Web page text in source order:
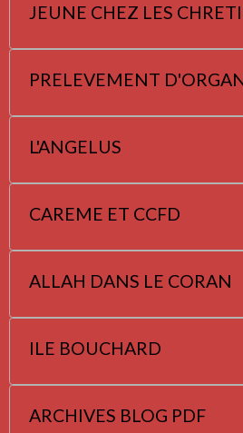
JEUNE CHEZ LES
PRELEVEMENT
L'ANGELUS
CAREME ET CCFD
ALLAH DANS LE CORAN
ILE BOUCHARD
ARCHIVES BLOG PDF